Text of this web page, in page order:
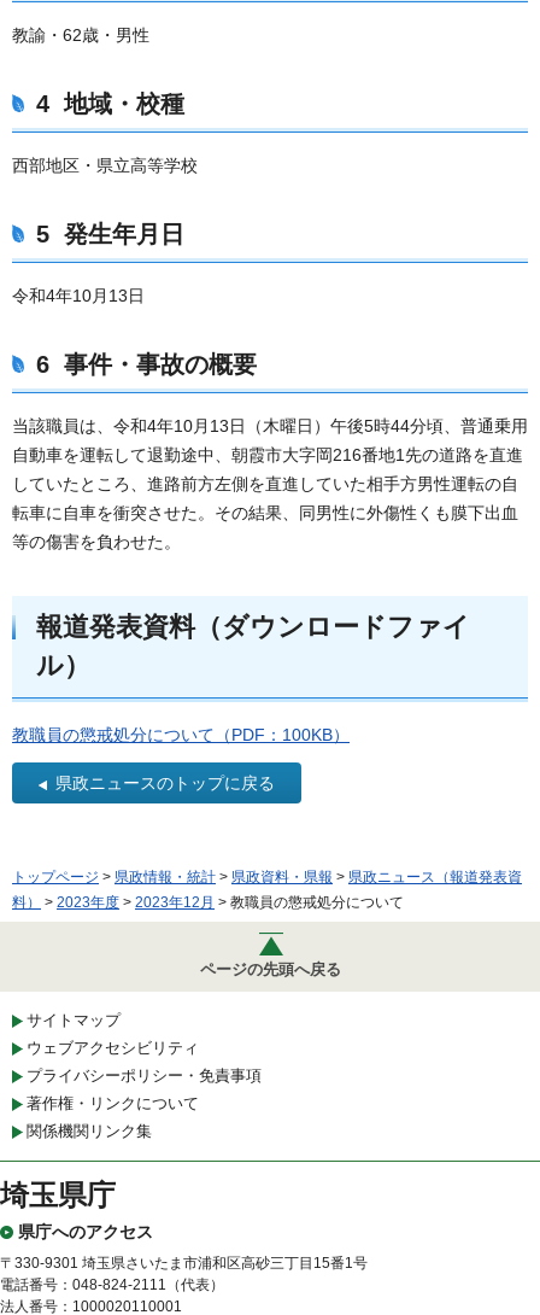
教諭・62歳・男性
4 地域・校種
西部地区・県立高等学校
5 発生年月日
令和4年10月13日
6 事件・事故の概要
当該職員は、令和4年10月13日（木曜日）午後5時44分頃、普通乗用
自動車を運転して退勤途中、朝霞市大字岡216番地1先の道路を直進
していたところ、進路前方左側を直進していた相手方男性運転の自
転車に自車を衝突させた。その結果、同男性に外傷性くも膜下出血
等の傷害を負わせた。
報道発表資料（ダウンロードファイ
ル）
教職員の懲戒処分について（PDF：100KB）
県政ニュースのトップに戻る
トップページ > 県政情報・統計 > 県政資料・県報 > 県政ニュース（報道発表資
料）
> 2023年度 > 2023年12月 > 教職員の懲戒処分について
ページの先頭へ戻る
サイトマップ
ウェブアクセシビリティ
プライバシーポリシー・免責事項
著作権・リンクについて
関係機関リンク集
埼玉県庁
県庁へのアクセス
〒330-9301 埼玉県さいたま市浦和区高砂三丁目15番1号
電話番号：048-824-2111（代表）
法人番号：1000020110001